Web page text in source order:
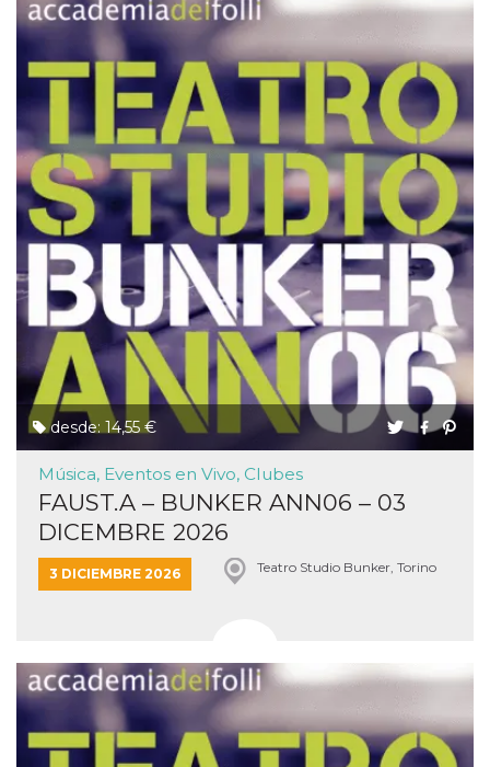
desde: 14,55 €
Música, Eventos en Vivo, Clubes
FAUST.A – BUNKER ANN06 – 03
DICEMBRE 2026
3 DICIEMBRE 2026 Teatro Studio Bunker, Torino